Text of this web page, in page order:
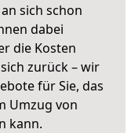
sich schon
dabei
die Kosten
zurück – wir
für Sie, das
Umzug von
kann.